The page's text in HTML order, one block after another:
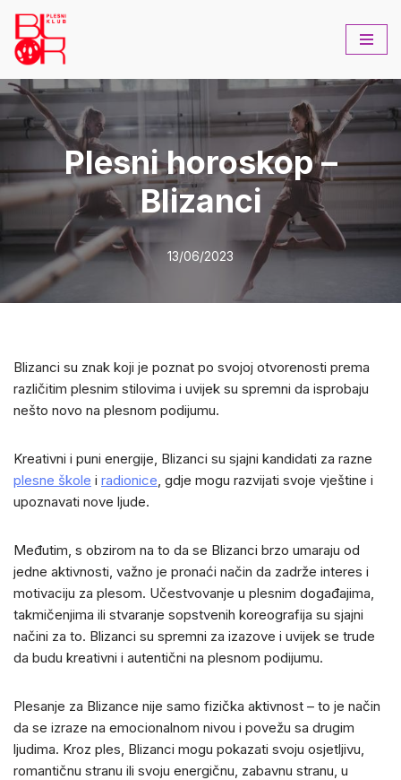
Skip
to
content
Plesni horoskop –
Blizanci
13/06/2023
Blizanci su znak koji je poznat po svojoj otvorenosti prema
različitim plesnim stilovima i uvijek su spremni da isprobaju
nešto novo na plesnom podijumu.
Kreativni i puni energije, Blizanci su sjajni kandidati za razne
plesne škole i radionice, gdje mogu razvijati svoje vještine i
upoznavati nove ljude.
Međutim, s obzirom na to da se Blizanci brzo umaraju od
jedne aktivnosti, važno je pronaći način da zadrže interes i
motivaciju za plesom. Učestvovanje u plesnim događajima,
takmičenjima ili stvaranje sopstvenih koreografija su sjajni
načini za to. Blizanci su spremni za izazove i uvijek se trude
da budu kreativni i autentični na plesnom podijumu.
Plesanje za Blizance nije samo fizička aktivnost – to je način
da se izraze na emocionalnom nivou i povežu sa drugim
ljudima. Kroz ples, Blizanci mogu pokazati svoju osjetljivu,
romantičnu stranu ili svoju energičnu, zabavnu stranu, u